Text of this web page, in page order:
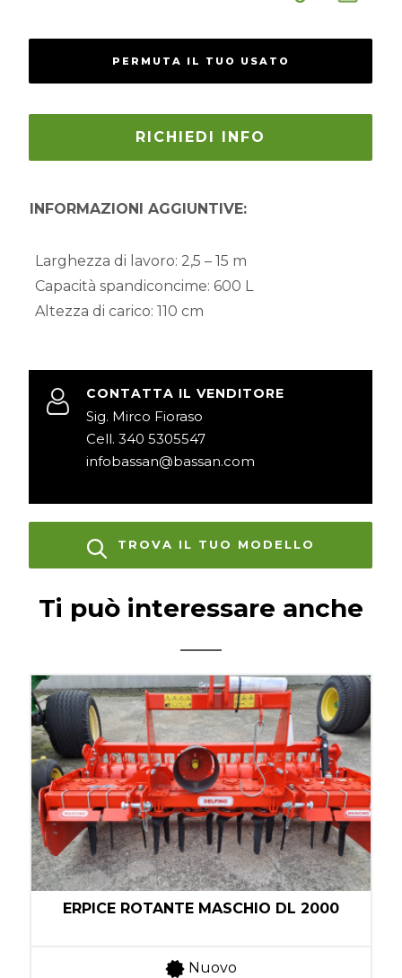
PERMUTA IL TUO USATO
RICHIEDI INFO
INFORMAZIONI AGGIUNTIVE:
Larghezza di lavoro: 2,5 – 15 m
Capacità spandiconcime: 600 L
Altezza di carico: 110 cm
CONTATTA IL VENDITORE
Sig. Mirco Fioraso
Cell. 340 5305547
infobassan@bassan.com
TROVA IL TUO MODELLO
Ti può interessare anche
ERPICE ROTANTE MASCHIO DL 2000
Nuovo